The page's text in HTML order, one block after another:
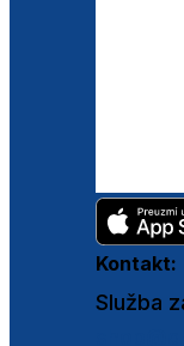
Kontakt:
Služba